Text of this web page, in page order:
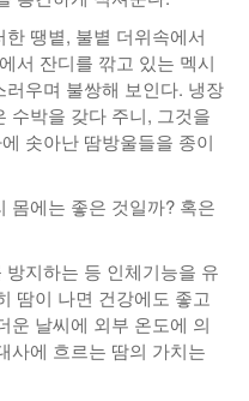
땡볕, 불볕 더위속에서
서 잔디를 깎고 있는 멕시
우며 불쌍해 보인다. 냉장
수박을 갖다 주니, 그것을
솟아난 땀방울들을 종이
몸에는 좋은 것일까? 혹은
지하는 등 인체기능을 유
땀이 나면 건강에도 좋고
운 날씨에 외부 온도에 의
사에 흐르는 땀의 가치는